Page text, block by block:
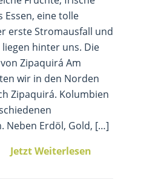
Essen, eine tolle
erste Stromausfall und
hinter uns. Die
Zipaquirá Am
wir in den Norden
Zipaquirá. Kolumbien
Neben Erdöl, Gold, […]
Jetzt Weiterlesen